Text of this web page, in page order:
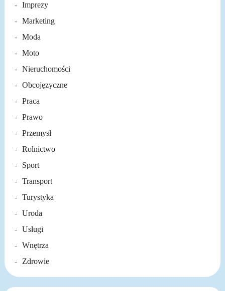
Imprezy
Marketing
Moda
Moto
Nieruchomości
Obcojęzyczne
Praca
Prawo
Przemysł
Rolnictwo
Sport
Transport
Turystyka
Uroda
Usługi
Wnętrza
Zdrowie